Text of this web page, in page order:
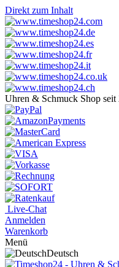
Direkt zum Inhalt
Uhren & Schmuck Shop seit
Live-Chat
Anmelden
Warenkorb
Menü
Deutsch